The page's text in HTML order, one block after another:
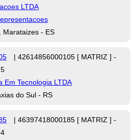
LTDA
Marataizes - ES
| 42614856000105 [ MATRIZ ] -
Em Tecnologia LTDA
do Sul - RS
| 46397418000185 [ MATRIZ ] -